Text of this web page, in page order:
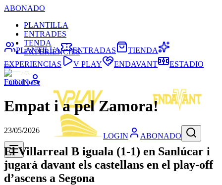
ABONADO
PLANTILLA
ENTRADES
TENDA
EXPERIÈNCIES
LOGIN
LOGIN ABONADO
PLANTILLA ENTRADAS
TIENDA
EXPERIENCIAS
V PLAY ENDAVANT ESTADIO
Futbol base
Empat i a pel Zamora!
23/05/2026
El Villarreal B iguala (1-1) en Sanlúcar i
jugarà davant els castellans en el play-off
d’ascens a Segona